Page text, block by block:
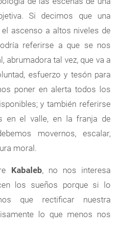
Si decimos que una
ascenso a altos niveles de
referirse a que se nos
abrumadora tal vez, que va a
esfuerzo y tesón para
poner en alerta todos los
y también referirse
en el valle, en la franja de
movernos, escalar,
moral.
Kabaleb, no nos interesa
los sueños porque si lo
que rectificar nuestra
lo que menos nos